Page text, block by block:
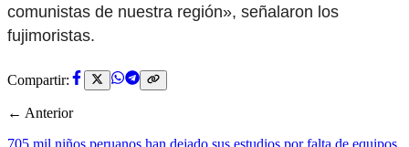
comunistas de nuestra región», señalaron los
fujimoristas.
Compartir:
← Anterior
705 mil niños peruanos han dejado sus estudios por falta de equipos